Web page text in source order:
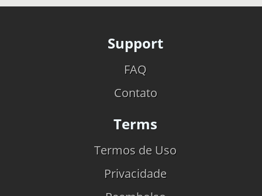
Support
FAQ
Contato
Terms
Termos de Uso
Privacidade